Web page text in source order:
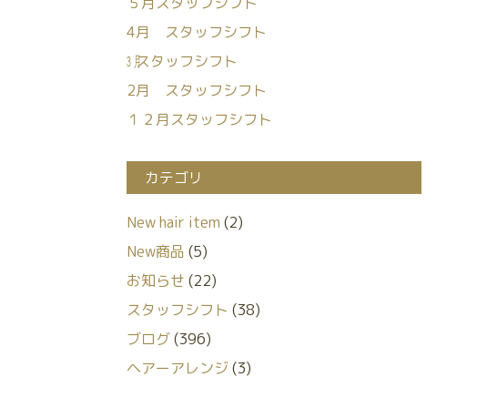
4月 スタッフシフト
㋂スタッフシフト
2月 スタッフシフト
１２月スタッフシフト
カテゴリ
New hair item (2)
New商品 (5)
お知らせ (22)
スタッフシフト (38)
ブログ(396)
ヘアーアレンジ(3)